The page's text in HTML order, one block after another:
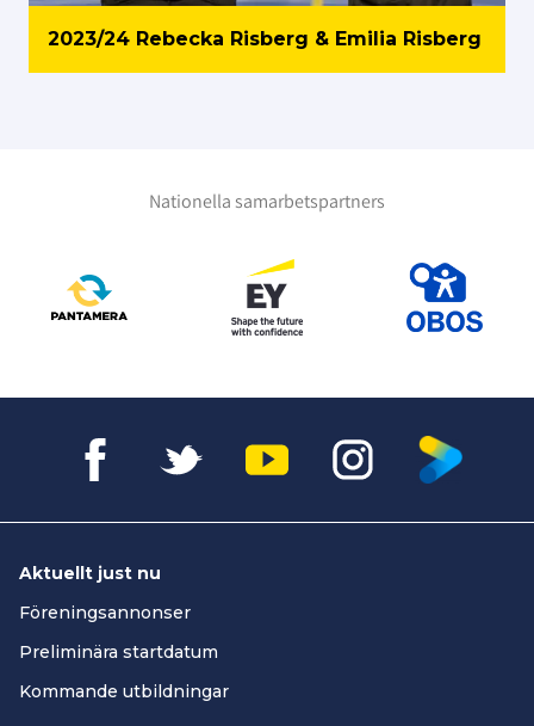
2023/24 Rebecka Risberg & Emilia Risberg
Nationella samarbetspartners
Aktuellt just nu
Föreningsannonser
Preliminära startdatum
Kommande utbildningar